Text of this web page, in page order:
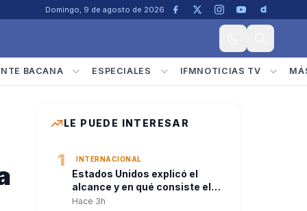
Domingo, 9 de agosto de 2026
BACANA ESPECIALES IFMNOTICIAS TV
LE PUEDE INTERESAR
1 INTERNACIONAL
Estados Unidos explicó el
alcance y en qué consiste el
paquete de seguridad de
Hace 3h